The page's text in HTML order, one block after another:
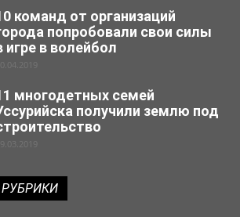
команд от организаций
попробовали свои силы
игре в волейбол
многодетных семей
получили землю под
29.03.2019